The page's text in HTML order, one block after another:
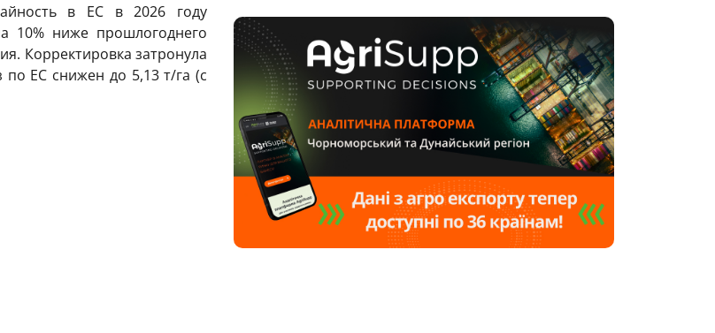
в ЕС в 2026 году
10% ниже прошлогоднего
Корректировка затронула
ЕС снижен до 5,13 т/га (с